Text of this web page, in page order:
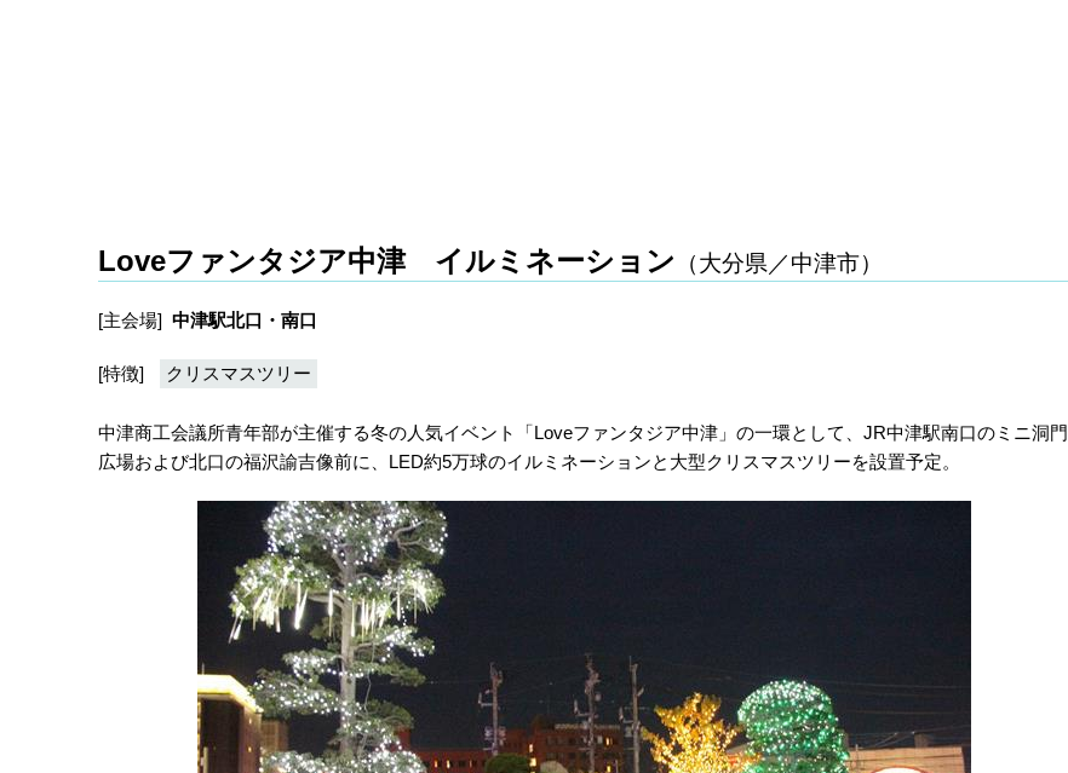
Loveファンタジア中津 イルミネーション （大分県／中津市）
[主会場] 中津駅北口・南口
[特徴] クリスマスツリー
中津商工会議所青年部が主催する冬の人気イベント「Loveファンタジア中津」の一環として、JR中津駅南口のミニ洞門
広場および北口の福沢諭吉像前に、LED約5万球のイルミネーションと大型クリスマスツリーを設置予定。